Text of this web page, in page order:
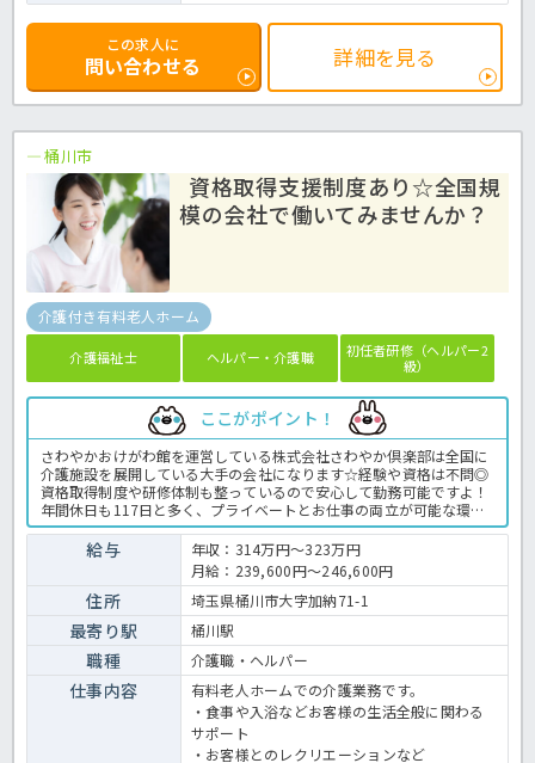
この求人に
問い合わせる 詳細を見る
桶川市
資格取得支援制度あり☆全国規
模の会社で働いてみませんか？
介護付き有料老人ホーム
介護福祉士 ヘルパー・介護職
初任者研修（ヘルパー2
級）
ここがポイント！
さわやかおけがわ館を運営している株式会社さわやか倶楽部は全国に
介護施設を展開している大手の会社になります☆経験や資格は不問◎
資格取得制度や研修体制も整っているので安心して勤務可能ですよ！
年間休日も117日と多く、プライベートとお仕事の両立が可能な環境
になります☆定年が65歳で長く勤務することも可能で、65歳以降も条
件面は変わらずに働けるので安心の職場です〇求人が気になる方は是
非ほっ介護までお問い合わせください！有料老人ホームでの介護業務
全般です。＜介護職 正職員 有料老人ホームの求人＞
給与
年収：314万円～323万円
月給：239,600円～246,600円
住所 埼玉県桶川市大字加納71-1
最寄り駅 桶川駅
職種 介護職・ヘルパー
仕事内容
有料老人ホームでの介護業務です。
・食事や入浴などお客様の生活全般に関わる
サポート
・お客様とのレクリエーションなど